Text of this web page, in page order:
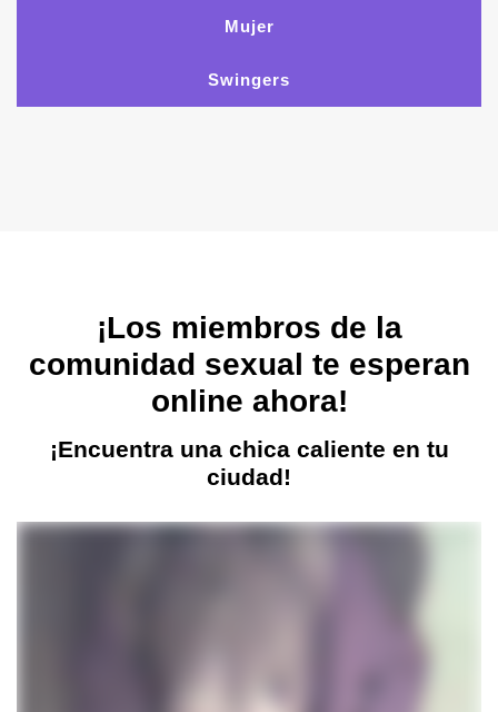
Mujer
Swingers
¡Los miembros de la
comunidad sexual te esperan
online ahora!
¡Encuentra una chica caliente en tu
ciudad!